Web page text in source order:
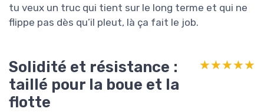
tu veux un truc qui tient sur le long terme et qui ne
flippe pas dès qu’il pleut, là ça fait le job.
Solidité et résistance :
taillé pour la boue et la
flotte
★★★★★
★★★★★